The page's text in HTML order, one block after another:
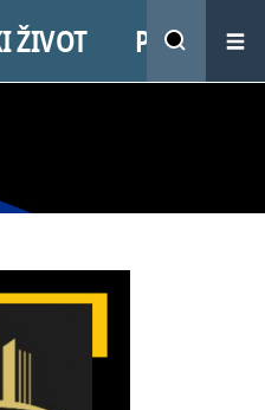
ŽIVOT PROMO